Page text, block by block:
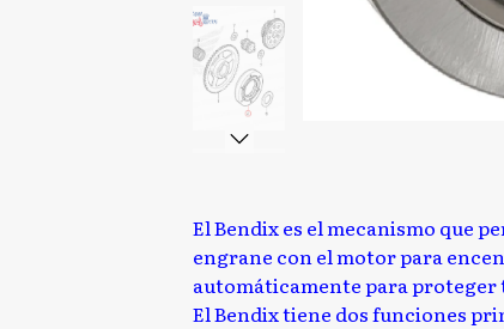
El Bendix es el mecanismo que
engrane con el motor para
automáticamente para proteger
El Bendix tiene dos funciones